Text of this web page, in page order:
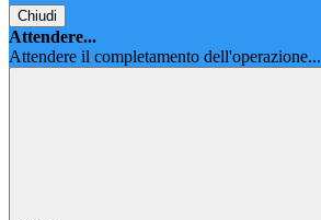
Chiudi
Attendere...
Attendere il completamento dell'operazione...